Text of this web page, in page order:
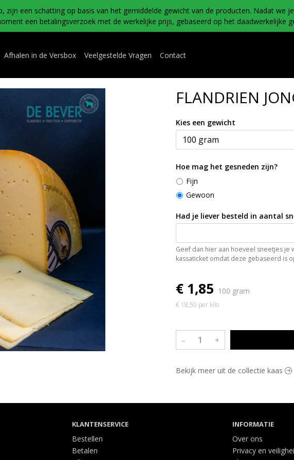
zijn een schatting op basis van het gemiddelde gewicht van de producten. Nadat we
een betalingsverzoek met de werkelijke prijs, gebaseerd op het daadwerkelijke
Afhalen in de Versbox Veelgestelde Vragen Contact
FLANDRIEN
Kies een gewicht
Hoe mag het gesneden zijn?
Fijn
Gewoon
Had je liever besteld in aantal
Geef dan hier aan hoeveel sneetjes je
kassaticket omdat deze gebaseerd is
€ 1,85 100 gram
€ 18,50 per kilo
– +
Bekijk meer uit de collectie kaas
KLANTENSERVICE
Bestellen
Betalen
INFORMATIE
Over ons
Privacy en